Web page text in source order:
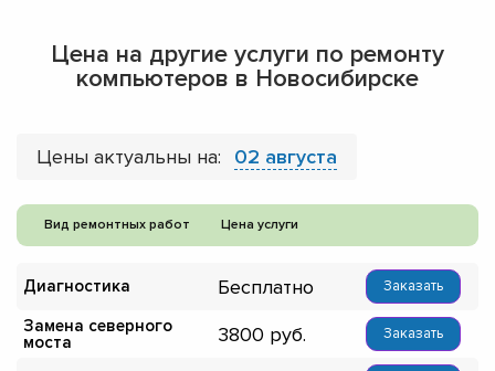
Цена на другие услуги по ремонту
компьютеров в Новосибирске
Цены актуальны на: 02 августа
Вид ремонтных работ Цена услуги
Диагностика Бесплатно Заказать
Замена северного
моста
3800 Заказать